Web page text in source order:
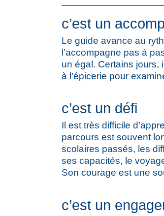
c’est un
Le guide avance au
l’accompagne pas à
un égal. Certains jours,
à l’épicerie pour
c’est un défi
Il est très difficile
parcours est souvent
scolaires passés, les
ses capacités, le
Son courage est une
c’est un